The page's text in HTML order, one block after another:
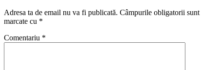
Adresa ta de email nu va fi publicată. Câmpurile obligatorii sunt
marcate cu *
Comentariu *